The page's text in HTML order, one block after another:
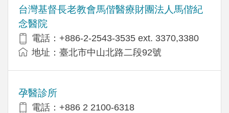
台灣基督長老教會馬偕醫療財團法人馬偕紀
念醫院
電話：+886-2-2543-3535 ext. 3370,3380
地址：臺北市中山北路二段92號
孕醫診所
電話：+886 2 2100-6318